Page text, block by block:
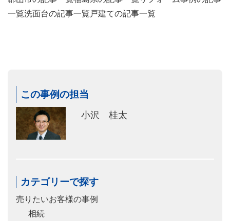
一覧洗面台の記事一覧 戸建ての記事一覧
この事例の担当
小沢 桂太
カテゴリーで探す
売りたいお客様の事例
相続